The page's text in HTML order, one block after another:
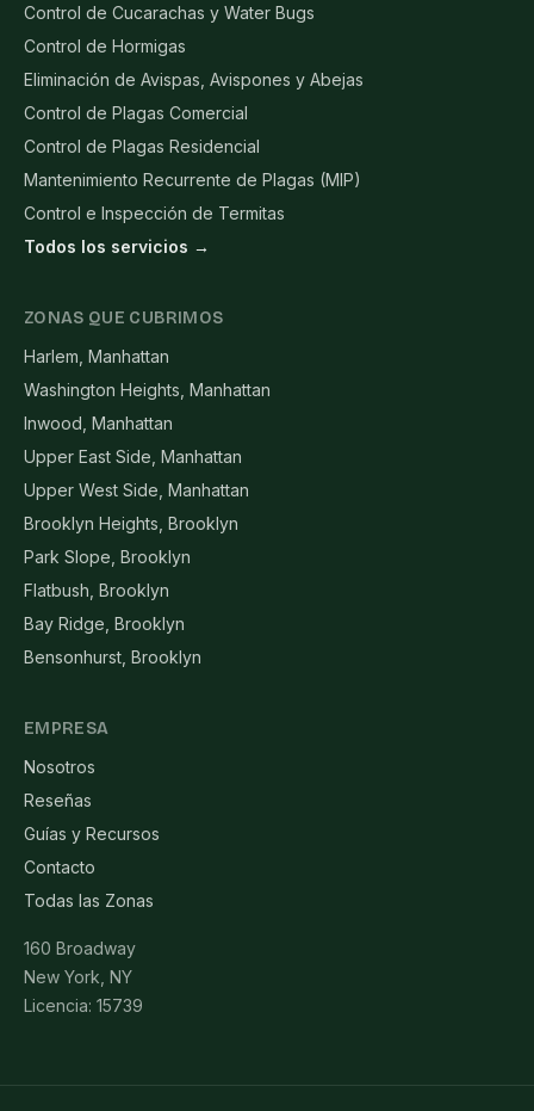
Control de Cucarachas y Water Bugs
Control de Hormigas
Eliminación de Avispas, Avispones y Abejas
Control de Plagas Comercial
Control de Plagas Residencial
Mantenimiento Recurrente de Plagas (MIP)
Control e Inspección de Termitas
Todos los servicios →
ZONAS QUE CUBRIMOS
Harlem, Manhattan
Washington Heights, Manhattan
Inwood, Manhattan
Upper East Side, Manhattan
Upper West Side, Manhattan
Brooklyn Heights, Brooklyn
Park Slope, Brooklyn
Flatbush, Brooklyn
Bay Ridge, Brooklyn
Bensonhurst, Brooklyn
EMPRESA
Nosotros
Reseñas
Guías y Recursos
Contacto
Todas las Zonas
160 Broadway
New York, NY
Licencia: 15739